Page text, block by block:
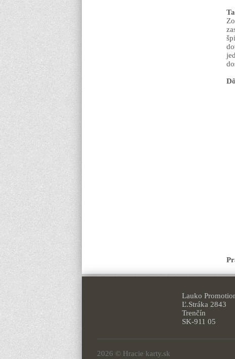
Lauko
Ľ.Stráka 2843
Trenčín
SK-911 05
2026 © Hracie karty.sk